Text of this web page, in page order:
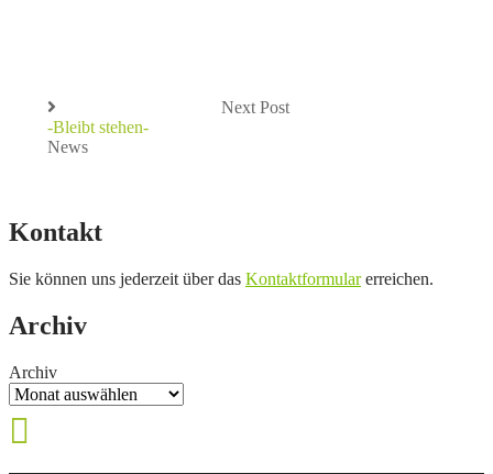
Next Post
-Bleibt stehen-
News
Kontakt
Sie können uns jederzeit über das Kontaktformularerreichen.
Archiv
Archiv